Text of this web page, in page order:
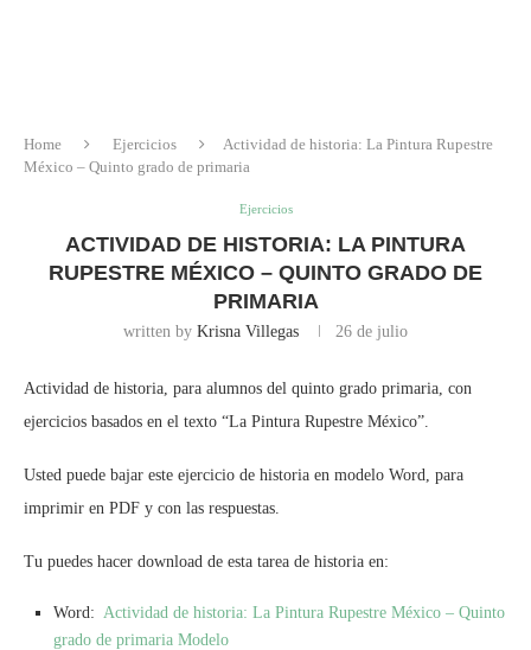
Home Ejercicios
Actividad de historia: La Pintura Rupestre
México – Quinto grado de primaria
Ejercicios
ACTIVIDAD DE HISTORIA: LA PINTURA
RUPESTRE MÉXICO – QUINTO GRADO DE
PRIMARIA
written by Krisna Villegas 26 de julio
Actividad de historia, para alumnos del quinto grado primaria, con
ejercicios basados en el texto “La Pintura Rupestre México”.
Usted puede bajar este ejercicio de historia en modelo Word, para
imprimir en PDF y con las respuestas.
Tu puedes hacer download de esta tarea de historia en:
Word: Actividad de historia: La Pintura Rupestre México – Quinto
grado de primaria Modelo